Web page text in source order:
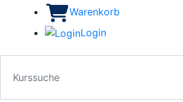
Warenkorb
Login